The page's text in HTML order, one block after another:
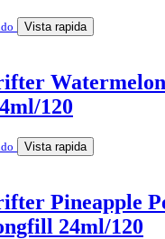
Vista rapida
120
Vista rapida
Pineapple
24ml/120